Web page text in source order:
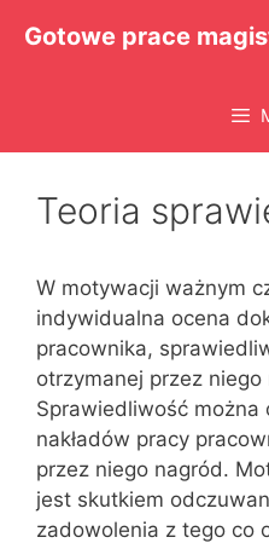
Gotowe prace
Teoria
W motywacji ważnym
indywidualna ocena
pracownika,
otrzymanej przez niego
Sprawiedliwość można
nakładów pracy
przez niego nagród.
jest skutkiem
zadowolenia z tego co